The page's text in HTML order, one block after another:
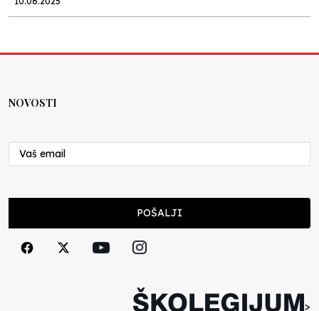
Nenad Veličković
29.10.2024
Cuke i djeca
NOVOSTI
POŠALJI
>